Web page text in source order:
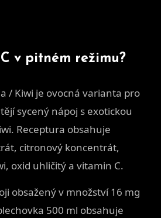
v pitném režimu?
/ Kiwi je ovocná varianta pro
sycený nápoj s exotickou
Receptura obsahuje
citronový koncentrát,
oxid uhličitý a vitamin C.
obsažený v množství 16 mg
500 ml obsahuje